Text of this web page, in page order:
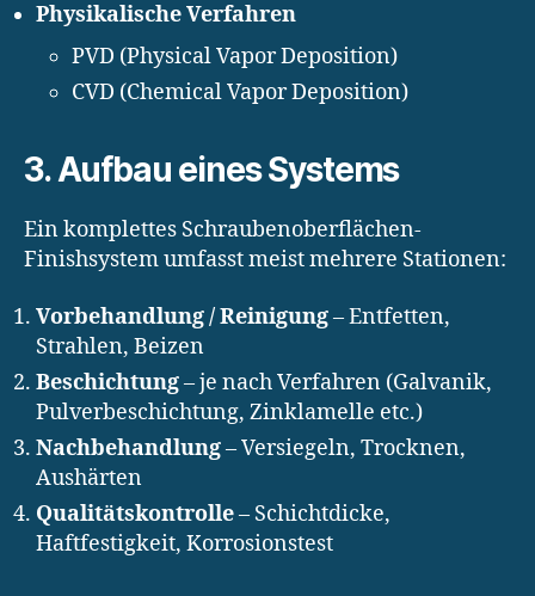
Physikalische Verfahren
PVD (Physical Vapor Deposition)
CVD (Chemical Vapor Deposition)
3. Aufbau eines Systems
Ein komplettes Schraubenoberflächen-
Finishsystem umfasst meist mehrere Stationen:
Vorbehandlung / Reinigung– Entfetten,
Strahlen, Beizen
Beschichtung– je nach Verfahren (Galvanik,
Pulverbeschichtung, Zinklamelle etc.)
Nachbehandlung– Versiegeln, Trocknen,
Aushärten
Qualitätskontrolle– Schichtdicke,
Haftfestigkeit, Korrosionstest